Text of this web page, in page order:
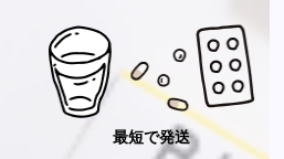
最短で発送